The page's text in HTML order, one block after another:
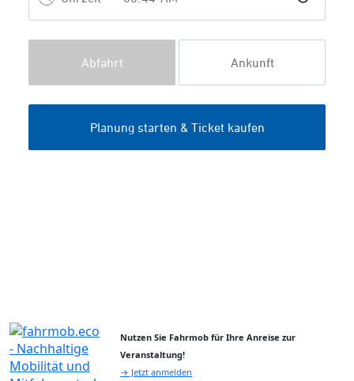
Nutzen Sie Fahrmob für Ihre Anreise zur
Veranstaltung!
→ Jetzt anmelden